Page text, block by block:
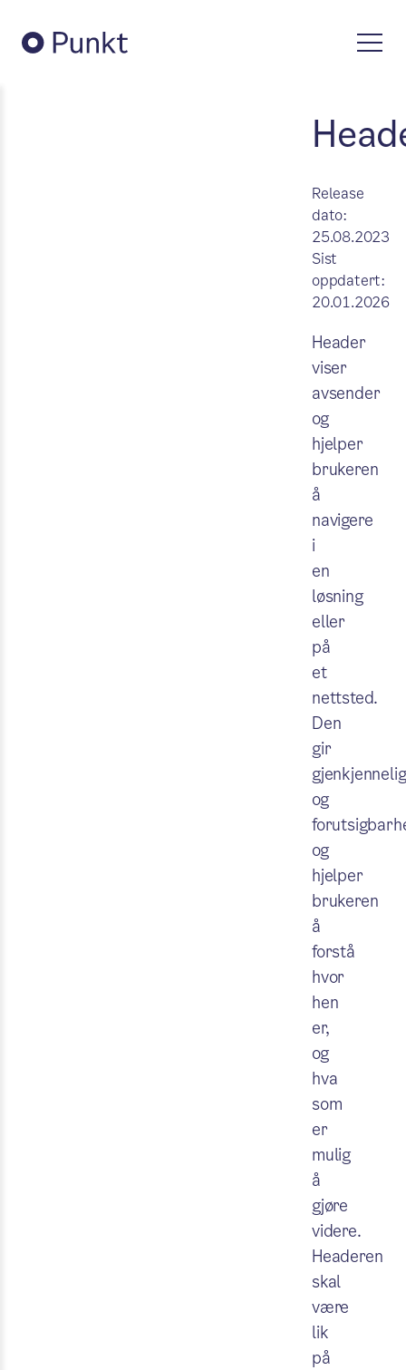
Release
dato:
25.08.2023
Sist
oppdatert:
20.01.2026
Header
viser
avsender
og
hjelper
brukeren
å
navigere
i
en
løsning
eller
på
et
nettsted.
Den
gir
og
og
hjelper
brukeren
å
forstå
hvor
hen
er,
og
hva
som
er
mulig
å
gjøre
videre.
Headeren
skal
være
lik
på